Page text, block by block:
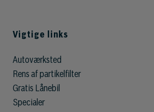
Vigtige links
Autoværksted
Rens af partikelfilter
Gratis Lånebil
Specialer